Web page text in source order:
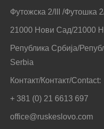
Футожска 2/III /Футошка
21000 Нови Сад/21000
Република Србија/
Serbia
Контакт/Контакт/Contact:
+ 381 (0) 21 6613 697
office@ruskeslovo.com